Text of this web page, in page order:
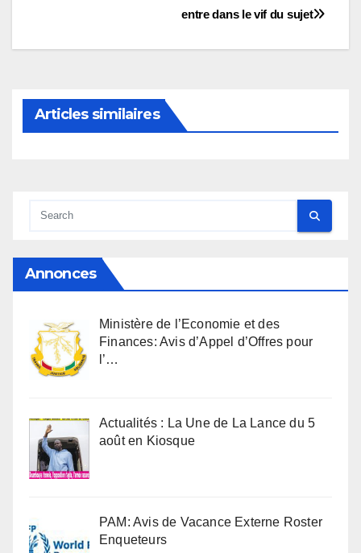
entre dans le vif du sujet
Articles similaires
Annonces
Ministère de l’Economie et des
Finances: Avis d’Appel d’Offres pour
l’…
Actualités : La Une de La Lance du 5
août en Kiosque
PAM: Avis de Vacance Externe Roster
Enqueteurs